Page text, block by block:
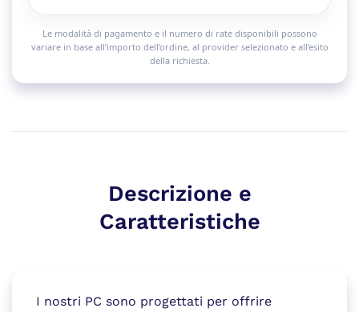
Le modalità di pagamento e il numero di rate disponibili possono
variare in base all’importo dell’ordine, al provider selezionato e all’esito
della richiesta.
Descrizione e
Caratteristiche
I nostri PC sono progettati per offrire